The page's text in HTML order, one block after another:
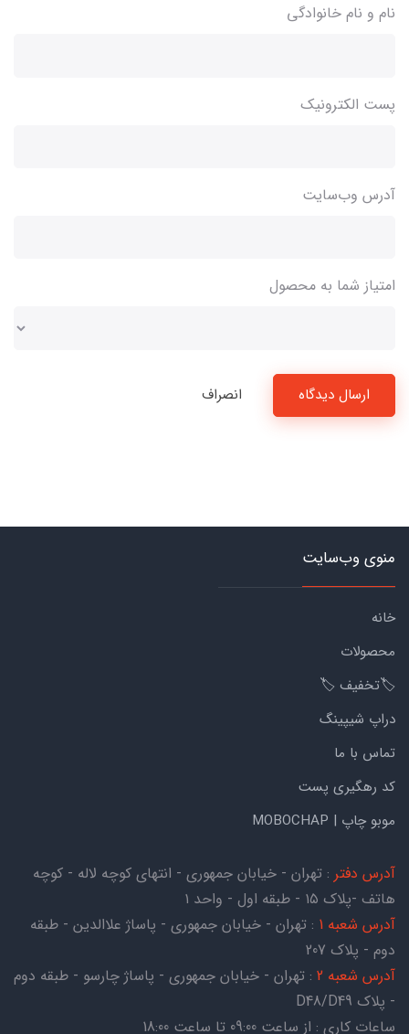
نام و نام خانوادگی
پست الکترونیک
آدرس وب‌سایت
امتیاز شما به محصول
ارسال دیدگاه انصراف
منوی وب‌سایت
خانه
محصولات
🏷️تخفیف 🏷️
دراپ شیپینگ
تماس با ما
کد رهگیری پست
موبو چاپ | MOBOCHAP
آدرس دفتر : تهران - خیابان جمهوری - انتهای کوچه لاله - کوچه
هاتف -پلاک ۱۵ - طبقه اول - واحد ۱
آدرس شعبه 1
: تهران - خیابان جمهوری - پاساژ علاالدین - طبقه
دوم - پلاک 207
آدرس شعبه 2
: تهران - خیابان جمهوری - پاساژ چارسو - طبقه دوم
- پلاک D48/D49
ساعات کاری : از ساعت 09:00 تا ساعت 18:00